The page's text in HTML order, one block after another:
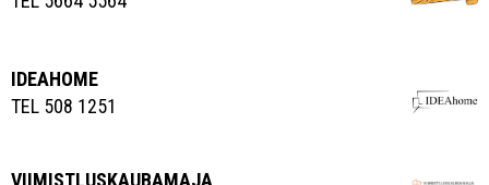
IDEAHOME
TEL 508 1251
VIIMISTLUSKAUBAMAJA